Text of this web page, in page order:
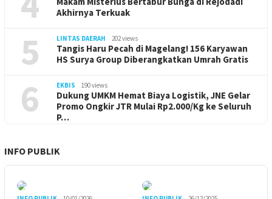
Akhirnya Terkuak
5 LINTAS DAERAH 202 views
Tangis Haru Pecah di Magelang! 156 Karyawan
HS Surya Group Diberangkatkan Umrah Gratis
6 EKBIS 190 views
Dukung UMKM Hemat Biaya Logistik, JNE Gelar
Promo Ongkir JTR Mulai Rp2.000/Kg ke Seluruh
P…
INFO PUBLIK